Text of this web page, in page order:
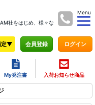
社をはじめ、様々な
Menu
定▼ 会員登録 ログイン
My発注書 入荷お知らせ商品